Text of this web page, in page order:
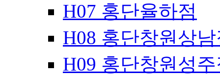
H07 홍단율하점
H08 홍단창원상
H09 홍단창원성